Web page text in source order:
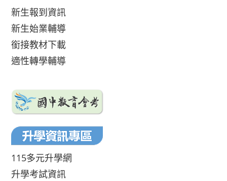
新生報到資訊
新生始業輔導
銜接教材下載
適性轉學輔導
115多元升學網
升學考試資訊